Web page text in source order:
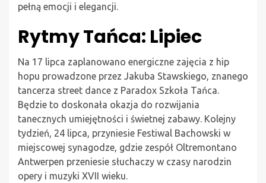
pełną emocji i elegancji.
Rytmy Tańca: Lipiec
Na 17 lipca zaplanowano energiczne zajęcia z hip
hopu prowadzone przez Jakuba Stawskiego, znanego
tancerza street dance z Paradox Szkoła Tańca.
Będzie to doskonała okazja do rozwijania
tanecznych umiejętności i świetnej zabawy. Kolejny
tydzień, 24 lipca, przyniesie Festiwal Bachowski w
miejscowej synagodze, gdzie zespół Oltremontano
Antwerpen przeniesie słuchaczy w czasy narodzin
opery i muzyki XVII wieku.